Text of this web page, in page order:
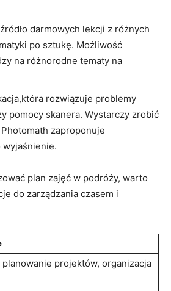
darmowych lekcji z różnych
​po sztukę. Możliwość
na różnorodne tematy na
rozwiązuje problemy
pomocy skanera.⁤ Wystarczy zrobić
zaproponuje
wyjaśnienie.
plan ⁢zajęć ‍w podróży, warto
​do⁤ zarządzania czasem i
planowanie​ projektów, organizacja